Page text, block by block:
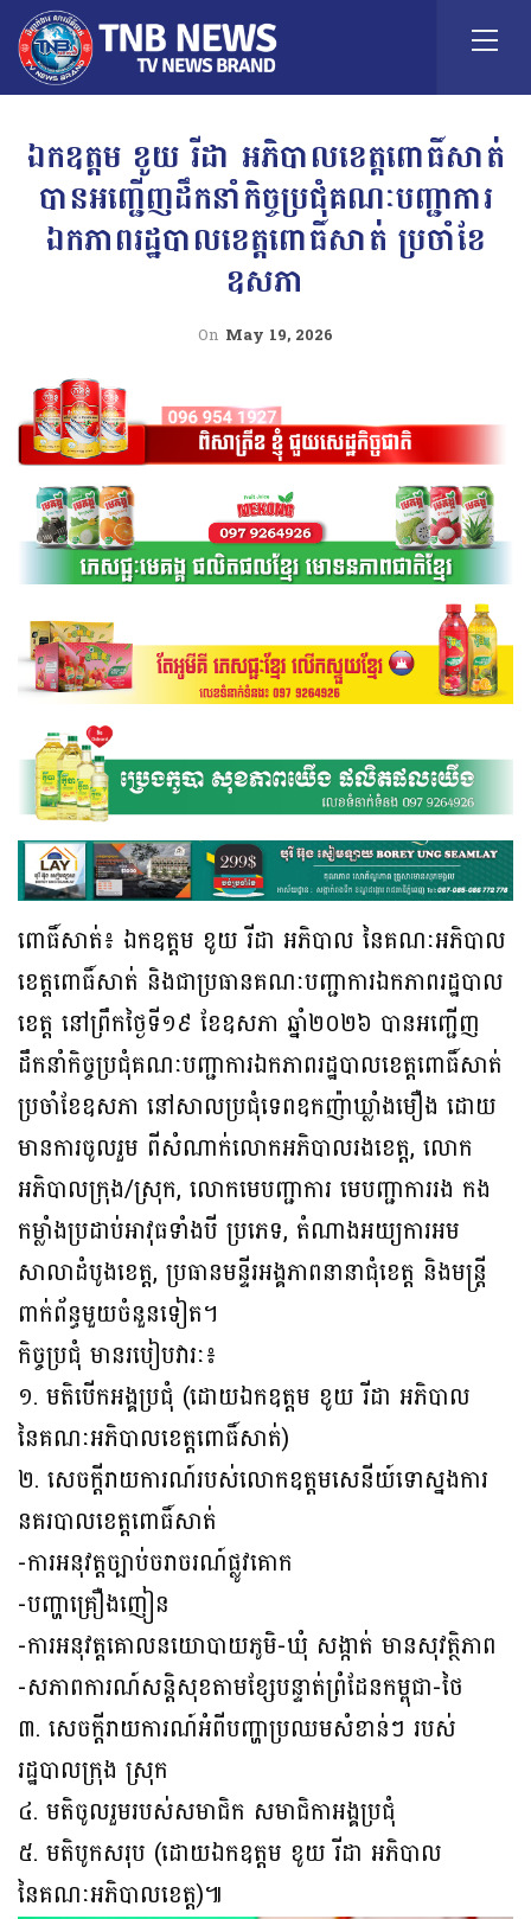
ឯកឧត្តម ខូយ រីដា អភិបាលខេត្តពោធិ៍សាត់
បានអញ្ជើញដឹកនាំកិច្ចប្រជុំគណៈបញ្ជាការ
ឯកភាពរដ្ឋបាលខេត្តពោធិ៍សាត់ ប្រចាំខែ
ឧសភា
On May 19, 2026
ពោធិ៍សាត់៖ ឯកឧត្តម ខូយ រីដា អភិបាល នៃគណៈអភិបាល
ខេត្តពោធិ៍សាត់ និងជាប្រធានគណៈបញ្ជាការឯកភាពរដ្ឋបាល
ខេត្ត នៅព្រឹកថ្ងៃទី១៩ ខែឧសភា ឆ្នាំ២០២៦ បានអញ្ជើញ
ដឹកនាំកិច្ចប្រជុំគណៈបញ្ជាការឯកភាពរដ្ឋបាលខេត្តពោធិ៍សាត់
ប្រចាំខែឧសភា នៅសាលប្រជុំទេពឧកញ៉ាឃ្លាំងមឿង ដោយ
មានការចូលរួម ពីសំណាក់លោកអភិបាលរងខេត្ត, លោក
អភិបាលក្រុង/ស្រុក, លោកមេបញ្ជាការ មេបញ្ជាការរង កង
កម្លាំងប្រដាប់អាវុធទាំងបី ប្រភេទ, តំណាងអយ្យការអម
សាលាដំបូងខេត្ត, ប្រធានមន្ទីរអង្គភាពនានាជុំខេត្ត និងមន្ត្រី
ពាក់ព័ន្ធមួយចំនួនទៀត។
កិច្ចប្រជុំ មានរបៀបវារៈ៖
១. មតិបើកអង្គប្រជុំ (ដោយឯកឧត្តម ខូយ រីដា អភិបាល
នៃគណៈអភិបាលខេត្តពោធិ៍សាត់)
២. សេចក្តីរាយការណ៍របស់លោកឧត្តមសេនីយ៍ទោស្នងការ
នគរបាលខេត្តពោធិ៍សាត់
-ការអនុវត្តច្បាប់ចរាចរណ៍ផ្លូវគោក
-បញ្ហាគ្រឿងញៀន
-ការអនុវត្តគោលនយោបាយភូមិ-ឃុំ សង្កាត់ មានសុវត្ថិភាព
-សភាពការណ៍សន្តិសុខតាមខ្សែបន្ទាត់ព្រំដែនកម្ពុជា-ថៃ
៣. សេចក្តីរាយការណ៍អំពីបញ្ហាប្រឈមសំខាន់ៗ របស់
រដ្ឋបាលក្រុង ស្រុក
៤. មតិចូលរួមរបស់សមាជិក សមាជិកាអង្គប្រជុំ
៥. មតិបូកសរុប (ដោយឯកឧត្តម ខូយ រីដា អភិបាល
នៃគណៈអភិបាលខេត្ត)៕